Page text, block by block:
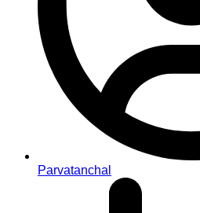
Parvatanchal